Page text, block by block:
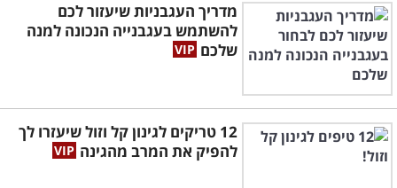
מדריך העגבניות שיעזור לכם
להשתמש בעגבנייה הנכונה למנה
שלכם
12 טריקים לגינון קל וזול שיעזרו לך
להפיק את המרב מהגינה